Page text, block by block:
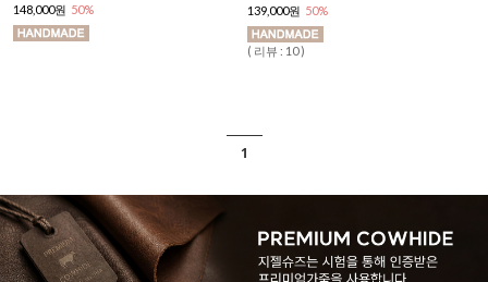
148,000원 50%
139,000원 50%
( 리뷰 : 10 )
1